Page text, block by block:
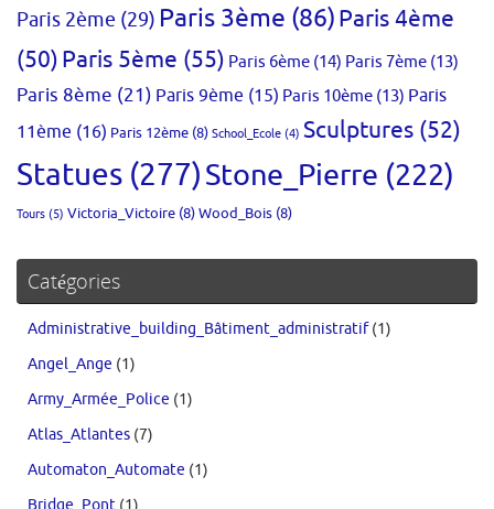
Paris 2ème (29) Paris 3ème (86)Paris 4ème
(50)Paris 5ème (55) Paris 6ème (14) Paris 7ème (13)
Paris 8ème (21) Paris 9ème (15) Paris 10ème (13) Paris
11ème (16) Paris 12ème (8) School_Ecole (4) Sculptures (52)
Statues (277)Stone_Pierre (222)
Tours (5) Victoria_Victoire (8)Wood_Bois (8)
Catégories
Administrative_building_Bâtiment_administratif(1)
Angel_Ange (1)
Army_Armée_Police (1)
Atlas_Atlantes (7)
Automaton_Automate (1)
Bridge_Pont (1)